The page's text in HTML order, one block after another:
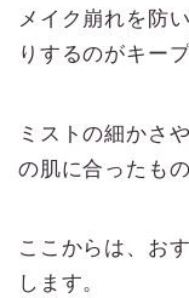
メイク崩れを防
りするのがキー
ミストの細かさ
の肌に合ったも
ここからは、お
します。